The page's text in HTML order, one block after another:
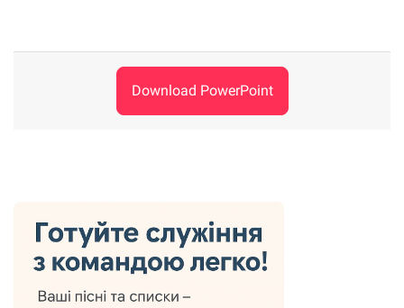
Download PowerPoint